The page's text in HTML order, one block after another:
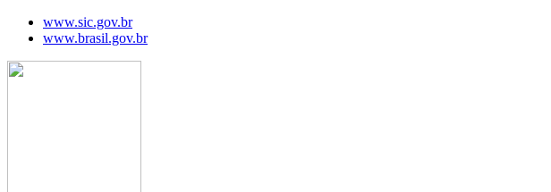
www.sic.gov.br
www.brasil.gov.br